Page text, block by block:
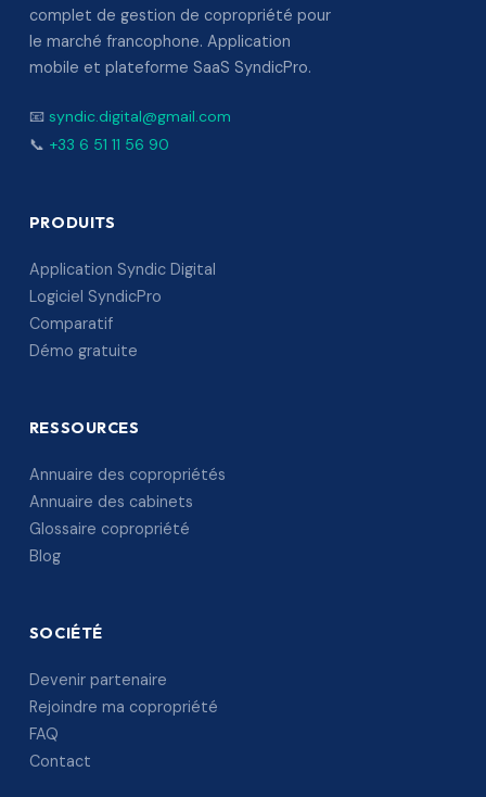
complet de gestion de copropriété pour
le marché francophone. Application
mobile et plateforme SaaS SyndicPro.
📧 syndic.digital@gmail.com
📞 +33 6 51 11 56 90
PRODUITS
Application Syndic Digital
Logiciel SyndicPro
Comparatif
Démo gratuite
RESSOURCES
Annuaire des copropriétés
Annuaire des cabinets
Glossaire copropriété
Blog
SOCIÉTÉ
Devenir partenaire
Rejoindre ma copropriété
FAQ
Contact